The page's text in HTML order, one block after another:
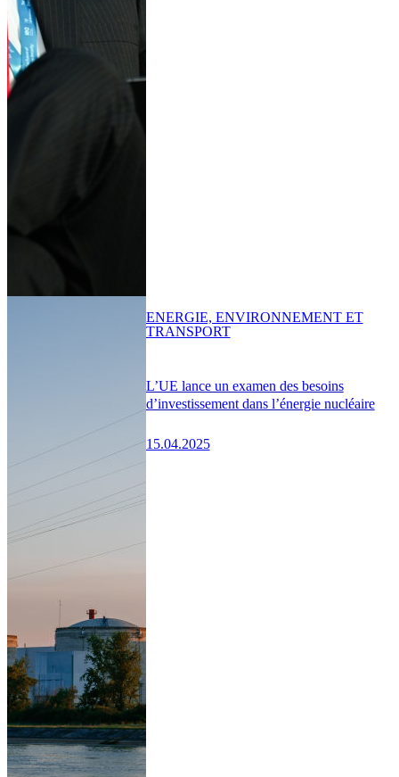
L’UE lance un examen des besoins
d’investissement dans l’énergie nucléaire
15.04.2025
ENERGIE, ENVIRONNEMENT ET
TRANSPORT